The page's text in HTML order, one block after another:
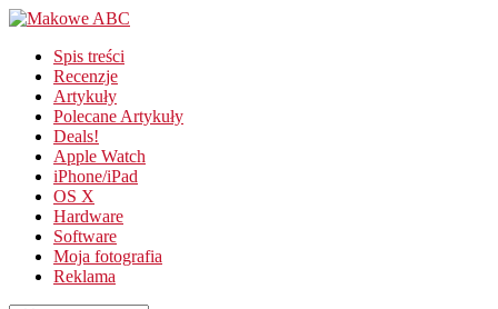
Spis treści
Recenzje
Artykuły
Polecane Artykuły
Deals!
Apple Watch
iPhone/iPad
OS X
Hardware
Software
Moja fotografia
Reklama